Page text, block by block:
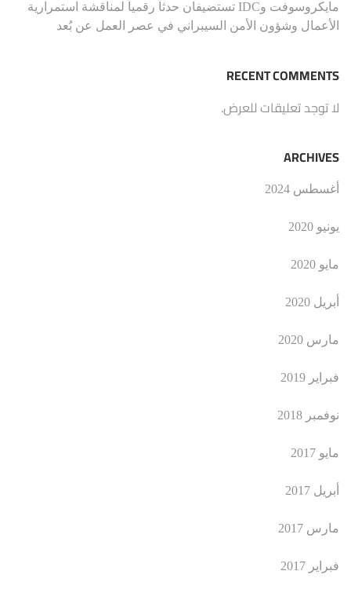
مايكروسوفت وIDC تستضيفان حدثاً رقمياً لمناقشة استمرارية
الأعمال وشؤون الأمن السيبراني في عصر العمل عن بُعد
RECENT COMMENTS
لا توجد تعليقات للعرض.
ARCHIVES
أغسطس 2024
يونيو 2020
مايو 2020
أبريل 2020
مارس 2020
فبراير 2019
نوفمبر 2018
مايو 2017
أبريل 2017
مارس 2017
فبراير 2017